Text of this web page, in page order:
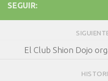
SEGUIR:
El Club Shion Dojo